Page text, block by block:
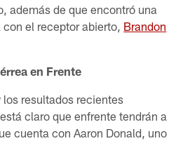
además de que encontró una
el receptor abierto, Brandon
en Frente
los resultados recientes
claro que enfrente tendrán a
cuenta con Aaron Donald, uno